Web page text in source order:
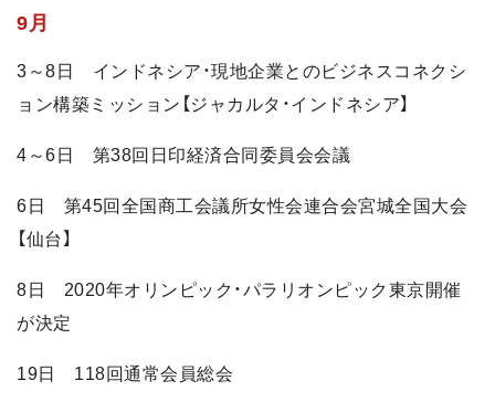
9月
3～8日 インドネシア・現地企業とのビジネスコネクシ
ョン構築ミッション【ジャカルタ・インドネシア】
4～6日 第38回日印経済合同委員会会議
6日 第45回全国商工会議所女性会連合会宮城全国大会
【仙台】
8日 2020年オリンピック・パラリオンピック東京開催
が決定
19日 118回通常会員総会